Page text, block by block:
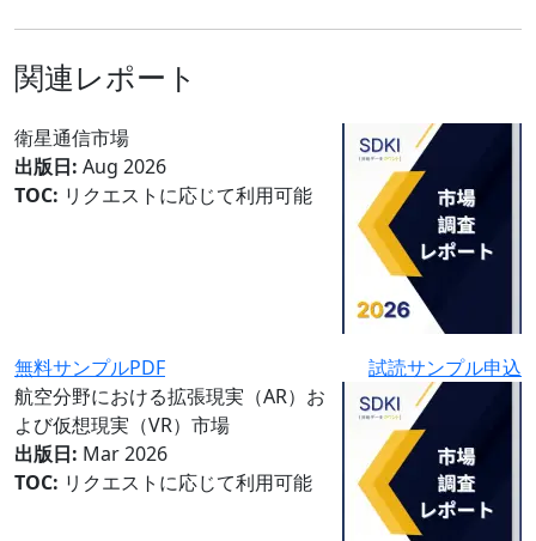
関連レポート
衛星通信市場
出版日: Aug 2026
TOC: リクエストに応じて利用可能
無料サンプルPDF
試読サンプル申込
航空分野における拡張現実（AR）お
よび仮想現実（VR）市場
出版日: Mar 2026
TOC: リクエストに応じて利用可能